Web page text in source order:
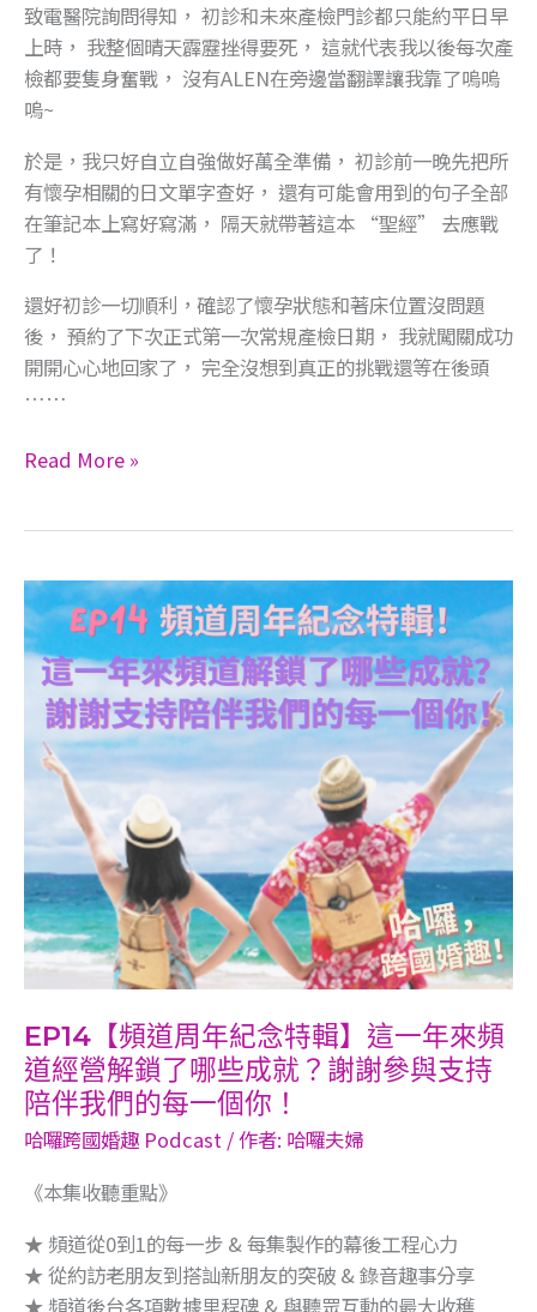
致電醫院詢問得知， 初診和未來產檢門診都只能約平日早
上時， 我整個晴天霹靂挫得要死， 這就代表我以後每次產
檢都要隻身奮戰， 沒有ALEN在旁邊當翻譯讓我靠了嗚嗚
嗚~ ​
於是，我只好自立自強做好萬全準備， 初診前一晚先把所
有懷孕相關的日文單字查好， 還有可能會用到的句子全部
在筆記本上寫好寫滿， 隔天就帶著這本 “聖經” 去應戰
了！ ​
還好初診一切順利，確認了懷孕狀態和著床位置沒問題
後， 預約了下次正式第一次常規產檢日期， 我就闖關成功
開開心心地回家了， 完全沒想到真正的挑戰還等在後頭
……
Read More »
EP14【頻道周年紀念特輯】這一年來頻
道經營解鎖了哪些成就？謝謝參與支持
陪伴我們的每一個你！
哈囉跨國婚趣 Podcast / 作者: 哈囉夫婦
《本集收聽重點》
★ 頻道從0到1的每一步 & 每集製作的幕後工程心力
★ 從約訪老朋友到搭訕新朋友的突破 & 錄音趣事分享
★ 頻道後台各項數據里程碑 & 與聽眾互動的最大收穫
EP14【頻
道
周
年
特
這
一
年
來
頻
經
營
解
鎖
了
哪
成
就？